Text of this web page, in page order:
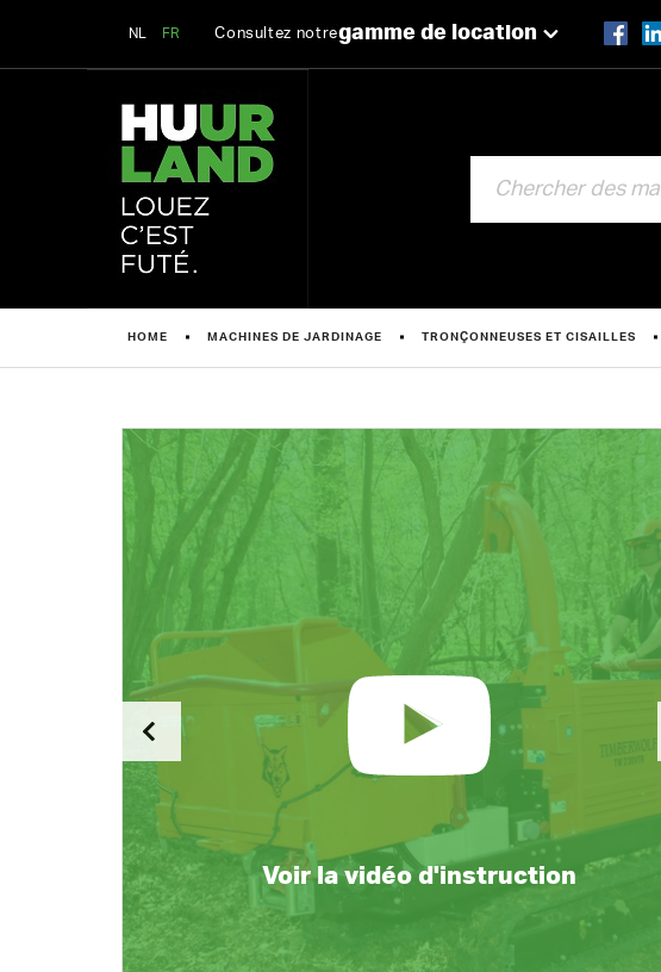
NL FR Consultez notregamme de location
HOME MACHINES DE JARDINAGE TRONÇONNEUSES ET CISAILLES
Voir la vidéo d'instruction